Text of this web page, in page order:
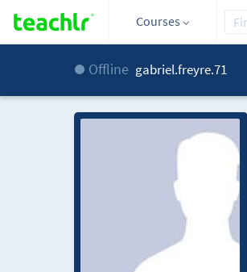
Courses
Offline gabriel.freyre.71